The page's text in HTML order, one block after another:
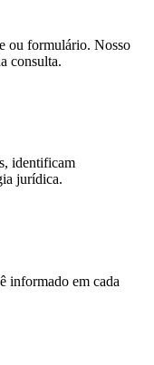
ou formulário. Nosso
consulta.
identificam
jurídica.
informado em cada